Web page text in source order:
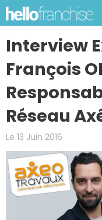
Interview
François
Réseau
Le 13 Juin 2016